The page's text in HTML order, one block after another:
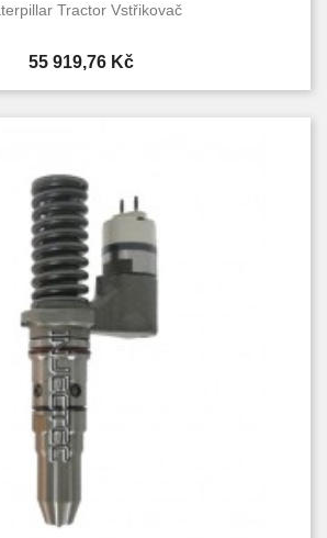
Tractor Vstřikovač
Cena
55 919,76 Kč